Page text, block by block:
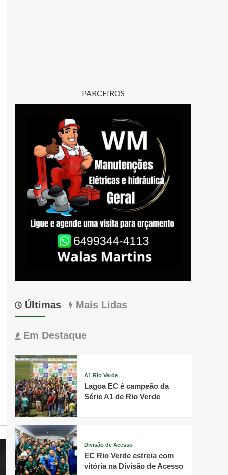
PARCEIROS
Últimas Mais Lidas
Em Destaque
A1 Rio Verde
Lagoa EC é campeão da
Série A1 de Rio Verde
Divisão de Acesso
EC Rio Verde estreia com
vitória na Divisão de Acesso